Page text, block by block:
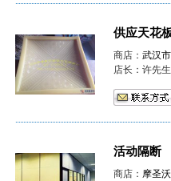
供应天花
商店： 武汉
店长：许先生
活动隔断
商店： 摩圣